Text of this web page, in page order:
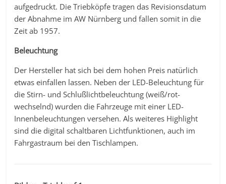
aufgedruckt. Die Triebköpfe tragen das Revisionsdatum
der Abnahme im AW Nürnberg und fallen somit in die
Zeit ab 1957.
Beleuchtung
Der Hersteller hat sich bei dem hohen Preis natürlich
etwas einfallen lassen. Neben der LED-Beleuchtung für
die Stirn- und Schlußlichtbeleuchtung (weiß/rot-
wechselnd) wurden die Fahrzeuge mit einer LED-
Innenbeleuchtungen versehen. Als weiteres Highlight
sind die digital schaltbaren Lichtfunktionen, auch im
Fahrgastraum bei den Tischlampen.